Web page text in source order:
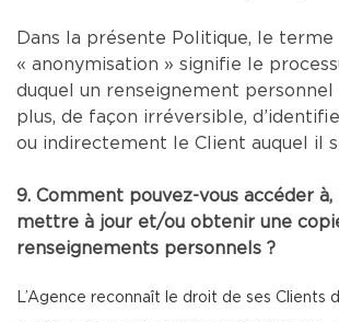
Dans la présente Politique, le terme
« anonymisation » signifie le
duquel un renseignement
plus, de façon irréversible,
ou indirectement le Client auquel il
9. Comment pouvez-vous accéder
mettre à jour et/ou obtenir une
renseignements personnels ?
L’Agence reconnaît le droit de ses Clients